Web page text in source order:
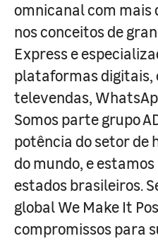
omnicanal com mais
nos conceitos de
Express e
plataformas digitais,
televendas,
Somos parte grupo
potência do setor de
do mundo, e
estados brasileiros.
global We Make It
compromissos para